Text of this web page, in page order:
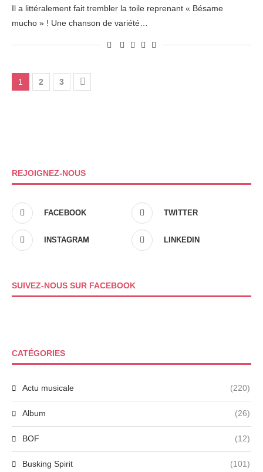
Il a littéralement fait trembler la toile reprenant « Bésame
mucho » ! Une chanson de variété…
1 2 3
REJOIGNEZ-NOUS
FACEBOOK TWITTER
INSTAGRAM LINKEDIN
SUIVEZ-NOUS SUR FACEBOOK
CATÉGORIES
Actu musicale (220)
Album (26)
BOF (12)
Busking Spirit (101)